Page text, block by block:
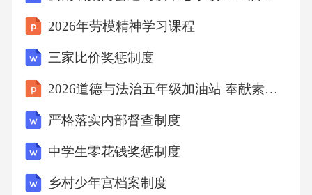
人格价值。沟通的“终结者”让被攻击者感到极度
羞耻，自尊受损，从而本能地竖起防御，拒绝
继续沟通。建立积极的视角尝试全面看待伴
侣，不只盯着缺点。多回忆对方的优点和曾经
相互指控推卸责任典型话术：“孩子成绩不好都
怪你”，将问题完全归因于对方。找借口回避典
型话术：“我想去家长会，但要加班”，用客观理
2026年劳模精神学习课程
三家比价奖惩制度
2026道德与法治五年级加油站 奉献素养强化
严格落实内部督查制度
中学生零花钱奖惩制度
乡村少年宫档案制度